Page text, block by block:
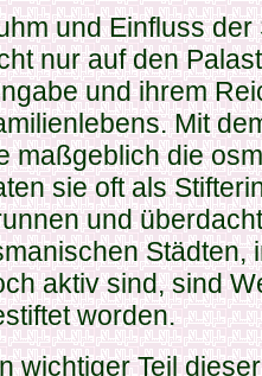
und Einfluss
nur auf den
und ihrem
Mit
maßgeblich die
sie oft als
und
Städten,
aktiv sind, sind
worden.
wichtiger Teil